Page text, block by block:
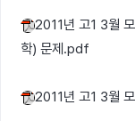
2011년 고1 3월
학) 문제.pdf
2011년 고1 3월